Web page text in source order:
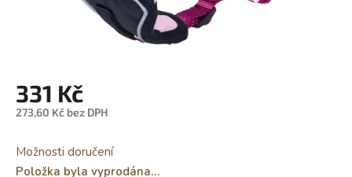
331 Kč
273,60 Kč bez DPH
cena:
Možnosti doručení
Položka byla vyprodána…